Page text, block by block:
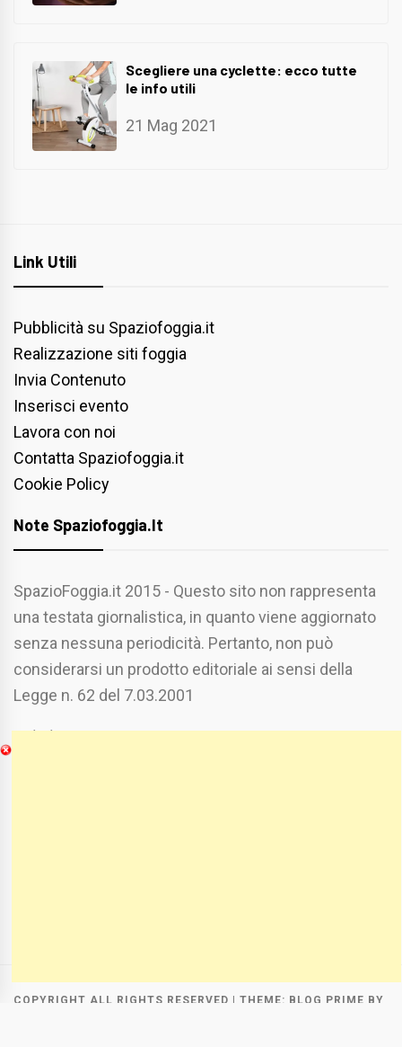
Scegliere una cyclette: ecco tutte
le info utili
21 Mag 2021
Link Utili
Pubblicità su Spaziofoggia.it
Realizzazione siti foggia
Invia Contenuto
Inserisci evento
Lavora con noi
Contatta Spaziofoggia.it
Cookie Policy
Note Spaziofoggia.it
SpazioFoggia.it 2015 - Questo sito non rappresenta
una testata giornalistica, in quanto viene aggiornato
senza nessuna periodicità. Pertanto, non può
considerarsi un prodotto editoriale ai sensi della
Legge n. 62 del 7.03.2001
Chi Siamo
COPYRIGHT ALL RIGHTS RESERVED | THEME: BLOG PRIME BY